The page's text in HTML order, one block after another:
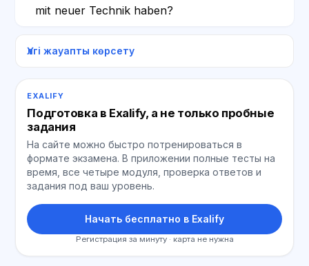
mit neuer Technik haben?
Үлгі жауапты көрсету
EXALIFY
Подготовка в Exalify, а не только пробные
задания
На сайте можно быстро потренироваться в
формате экзамена. В приложении полные тесты на
время, все четыре модуля, проверка ответов и
задания под ваш уровень.
Начать бесплатно в Exalify
Регистрация за минуту · карта не нужна